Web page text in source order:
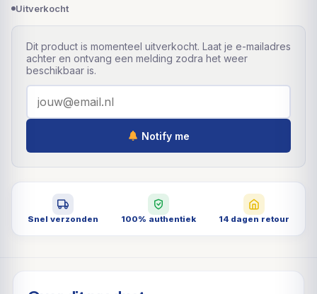
Uitverkocht
Dit product is momenteel uitverkocht. Laat je e-mailadres
achter en ontvang een melding zodra het weer
beschikbaar is.
Notify me
Snel verzonden 100% authentiek 14 dagen retour